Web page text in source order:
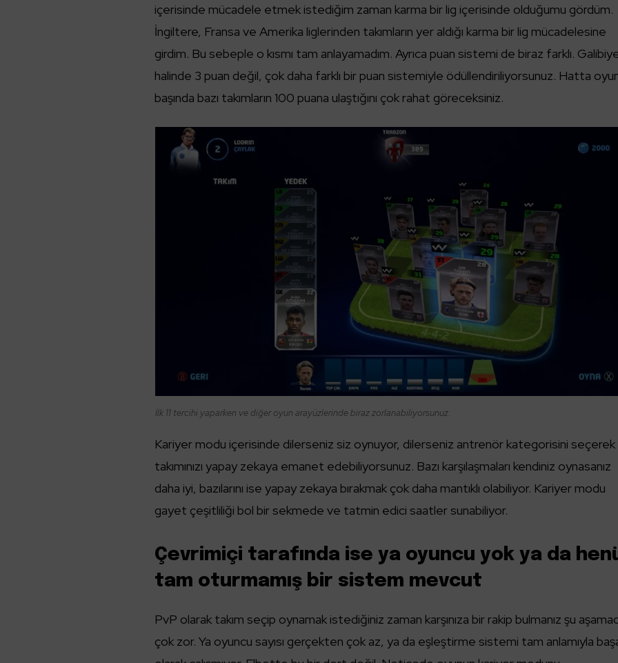
içerisinde mücadele etmek istediğim zaman karma bir lig içerisinde olduğumu gördüm.
İngiltere, Fransa ve Amerika liglerinden takımların yer aldığı karma bir lig mücadelesine
girdim. Bu sebeple o kısmı tam anlayamadım. Ayrıca puan sistemi de biraz farklı.
halinde 3 puan değil, çok daha farklı bir puan sistemiyle ödüllendiriliyorsunuz. Hatta
başında bazı takımların 100 puana ulaştığını çok rahat göreceksiniz.
İlk 11 tercihi yaparken ve diğer oyun arayüzlerinde biraz zorlanabiliyorsunuz.
Kariyer modu içerisinde dilerseniz siz oynuyor, dilerseniz antrenör kategorisini seçerek
takımınızı yapay zekaya emanet edebiliyorsunuz. Bazı karşılaşmaları kendiniz oynasanız
daha iyi, bazılarını ise yapay zekaya bırakmak çok daha mantıklı olabiliyor. Kariyer modu
gayet çeşitliliği bol bir sekmede ve tatmin edici saatler sunabiliyor.
Çevrimiçi tarafında ise ya oyuncu yok ya da
tam oturmamış bir sistem mevcut
PvP olarak takım seçip oynamak istediğiniz zaman karşınıza bir rakip bulmanız şu
çok zor. Ya oyuncu sayısı gerçekten çok az, ya da eşleştirme sistemi tam anlamıyla